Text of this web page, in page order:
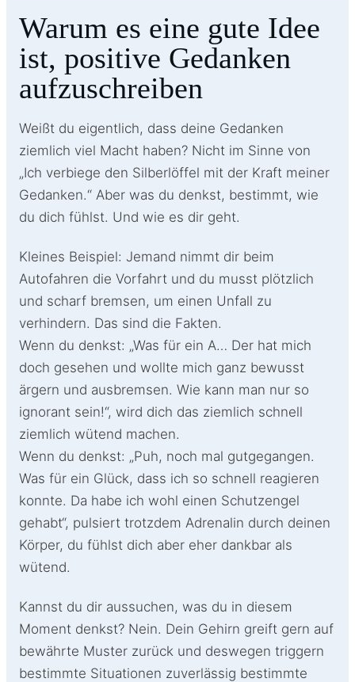
Warum es eine gute Idee
ist, positive Gedanken
aufzuschreiben
Weißt du eigentlich, dass deine Gedanken
ziemlich viel Macht haben? Nicht im Sinne von
„Ich verbiege den Silberlöffel mit der Kraft meiner
Gedanken.“ Aber was du denkst, bestimmt, wie
du dich fühlst. Und wie es dir geht.
Kleines Beispiel: Jemand nimmt dir beim
Autofahren die Vorfahrt und du musst plötzlich
und scharf bremsen, um einen Unfall zu
verhindern. Das sind die Fakten.
Wenn du denkst: „Was für ein A… Der hat mich
doch gesehen und wollte mich ganz bewusst
ärgern und ausbremsen. Wie kann man nur so
ignorant sein!“, wird dich das ziemlich schnell
ziemlich wütend machen.
Wenn du denkst: „Puh, noch mal gutgegangen.
Was für ein Glück, dass ich so schnell reagieren
konnte. Da habe ich wohl einen Schutzengel
gehabt“, pulsiert trotzdem Adrenalin durch deinen
Körper, du fühlst dich aber eher dankbar als
wütend.
Kannst du dir aussuchen, was du in diesem
Moment denkst? Nein. Dein Gehirn greift gern auf
bewährte Muster zurück und deswegen triggern
bestimmte Situationen zuverlässig bestimmte